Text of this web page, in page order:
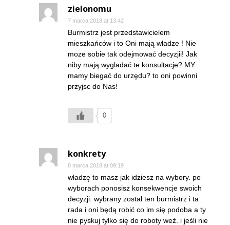
zielonomu
7 marca 2018 at 13:42
Burmistrz jest przedstawicielem
mieszkańców i to Oni mają władze ! Nie
moze sobie tak odejmować decyzjii! Jak
niby mają wygladać te konsultacje? MY
mamy biegać do urzędu? to oni powinni
przyjsc do Nas!
0
konkrety
8 marca 2018 at 09:19
władzę to masz jak idziesz na wybory. po
wyborach ponosisz konsekwencje swoich
decyzji. wybrany został ten burmistrz i ta
rada i oni będą robić co im się podoba a ty
nie pyskuj tylko się do roboty weź. i jeśli nie